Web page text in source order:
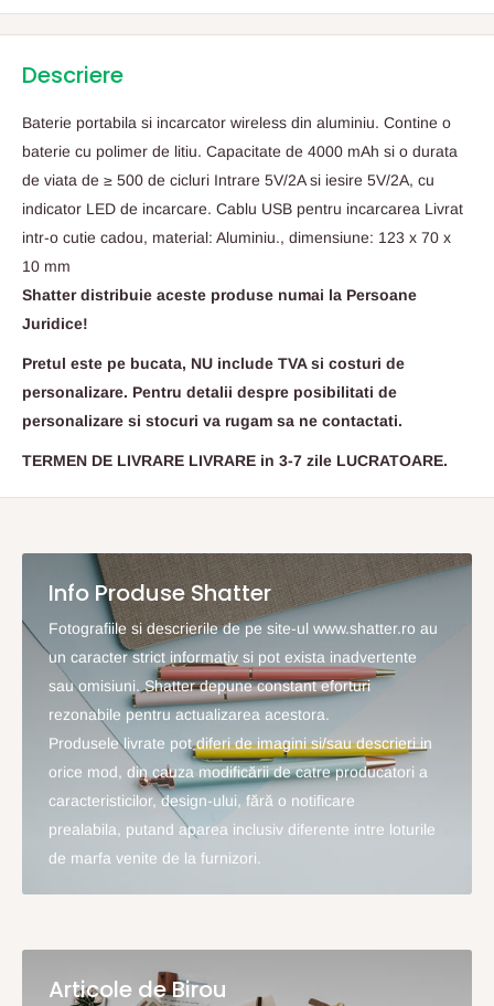
Descriere
Baterie portabila si incarcator wireless din aluminiu. Contine o
baterie cu polimer de litiu. Capacitate de 4000 mAh si o durata
de viata de ≥ 500 de cicluri Intrare 5V/2A si iesire 5V/2A, cu
indicator LED de incarcare. Cablu USB pentru incarcarea Livrat
intr-o cutie cadou, material: Aluminiu., dimensiune: 123 x 70 x
10 mm
Shatter distribuie aceste produse numai la Persoane
Juridice!
Pretul este pe bucata, NU include TVA si costuri de
personalizare. Pentru detalii despre posibilitati de
personalizare si stocuri va rugam sa ne contactati.
TERMEN DE LIVRARE LIVRARE in 3-7 zile LUCRATOARE.
Info Produse Shatter
Fotografiile si descrierile de pe site-ul www.shatter.ro au
un caracter strict informativ si pot exista inadvertente
sau omisiuni. Shatter depune constant eforturi
rezonabile pentru actualizarea acestora.
Produsele livrate pot diferi de imagini si/sau descrieri in
orice mod, din cauza modificării de catre producatori a
caracteristicilor, design-ului, fără o notificare
prealabila, putand aparea inclusiv diferente intre loturile
de marfa venite de la furnizori.
Articole de Birou